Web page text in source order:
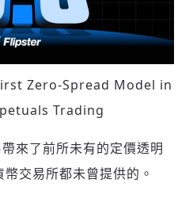
Zero-Spread Model in
Trading
來了前所未有的定價透明
交易所都未曾提供的。